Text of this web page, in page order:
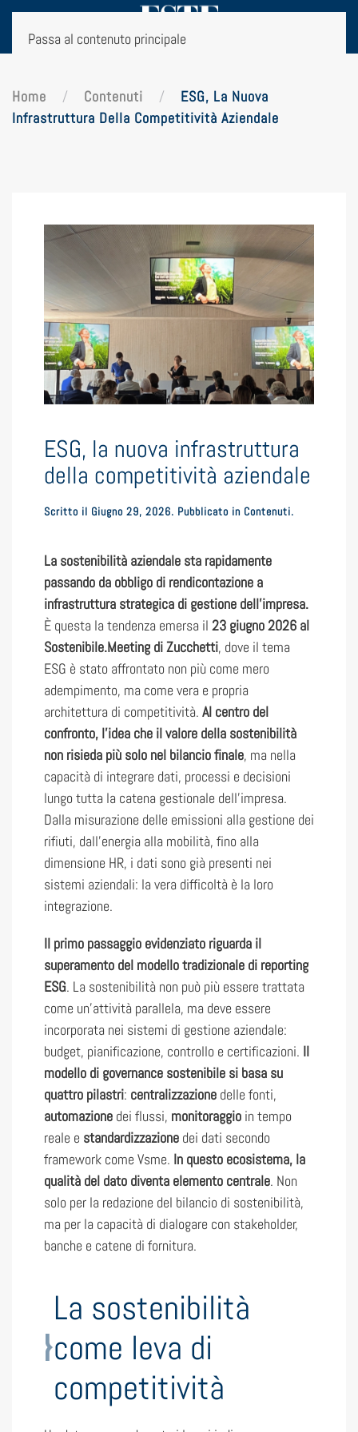
Passa al contenuto principale
Home Contenuti
ESG, La Nuova
Infrastruttura Della Competitività Aziendale
ESG, la nuova infrastruttura
della competitività aziendale
Scritto il Giugno 29, 2026. Pubblicato in Contenuti.
La sostenibilità aziendale sta rapidamente
passando da obbligo di rendicontazione a
infrastruttura strategica di gestione dell’impresa.
È questa la tendenza emersa il 23 giugno 2026 al
Sostenibile.Meeting di Zucchetti, dove il tema
ESG è stato affrontato non più come mero
adempimento, ma come vera e propria
architettura di competitività. Al centro del
confronto, l’idea che il valore della sostenibilità
non risieda più solo nel bilancio finale, ma nella
capacità di integrare dati, processi e decisioni
lungo tutta la catena gestionale dell’impresa.
Dalla misurazione delle emissioni alla gestione dei
rifiuti, dall’energia alla mobilità, fino alla
dimensione HR, i dati sono già presenti nei
sistemi aziendali: la vera difficoltà è la loro
integrazione.
Il primo passaggio evidenziato riguarda il
superamento del modello tradizionale di reporting
ESG. La sostenibilità non può più essere trattata
come un’attività parallela, ma deve essere
incorporata nei sistemi di gestione aziendale:
budget, pianificazione, controllo e certificazioni. Il
modello di governance sostenibile si basa su
quattro pilastri: centralizzazione delle fonti,
automazione dei flussi, monitoraggio in tempo
reale e standardizzazione dei dati secondo
framework come Vsme. In questo ecosistema, la
qualità del dato diventa elemento centrale. Non
solo per la redazione del bilancio di sostenibilità,
ma per la capacità di dialogare con stakeholder,
banche e catene di fornitura.
La sostenibilità
come leva di
competitività